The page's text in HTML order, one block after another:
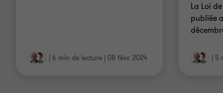
| 6 min de lecture | 08 févr. 2024
La Loi
publiée
| 5